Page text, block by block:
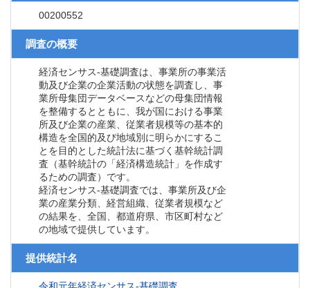
00200552
調査の概要
経済センサス‐基礎調査は、事業所の事業活
動及び企業の企業活動の状態を調査し、事
業所母集団データベースなどの母集団情報
を整備するとともに、我が国における事業
所及び企業の産業、従業者規模等の基本的
構造を全国的及び地域別に明らかにするこ
とを目的とした統計法に基づく基幹統計調
査（基幹統計の「経済構造統計」を作成す
るための調査）です。
経済センサス‐基礎調査では、事業所及び企
業の産業分類、経営組織、従業者規模など
の結果を、全国、都道府県、市区町村など
の地域で提供しています。
提供統計名